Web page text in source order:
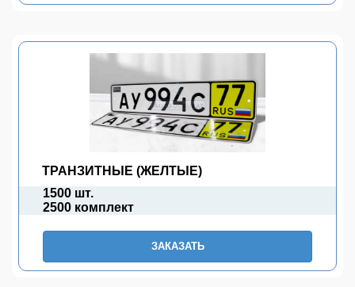
ТРАНЗИТНЫЕ (ЖЕЛТЫЕ)
1500 шт.
2500 комплект
ЗАКАЗАТЬ